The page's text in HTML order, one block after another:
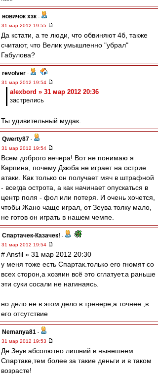
новичок хзк -
31 мар 2012 19:55
Да кстати, а те люди, что обвиняют 4б, также
считают, что Велик умышленно "убрал"
Габулова?
revolver -
31 мар 2012 19:54
alexbord » 31 мар 2012 20:36
застрелись
Ты удивительный мудак.
Qwerty87 -
31 мар 2012 19:54
Всем доброго вечера! Вот не понимаю я
Карпина, почему Дзюба не играет на острие
атаки. Как только он получает мяч в штрафной
- всегда острота, а как начинает опускаться в
центр поля - фол или потеря. И очень хочется,
чтобы Жано чаще играл, от Зеува толку мало,
не готов он играть в нашем чемпе.
Спартачек-Казачек! -
31 мар 2012 19:54
# Ansfil » 31 мар 2012 20:30
у меня тоже есть Спартак.только его гномят со
всех сторон,а хозяин всё это сглатует.а раньше
эти суки сосали не нагинаясь.
но дело не в этом.дело в тренере,а точнее ,в
его отсутствие
Nemanya81 -
31 мар 2012 19:53
Де Зеув абсолютно лишний в нынешнем
Спартаке,тем более за такие деньги и в таком
возрасте!